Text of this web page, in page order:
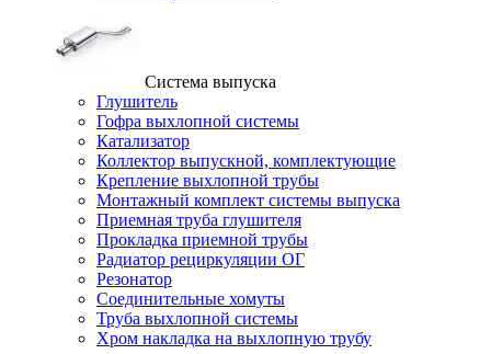
Система выпуска
Глушитель
Гофра выхлопной системы
Катализатор
Коллектор выпускной, комплектующие
Крепление выхлопной трубы
Монтажный комплект системы выпуска
Приемная труба глушителя
Прокладка приемной трубы
Радиатор рециркуляции ОГ
Резонатор
Соединительные хомуты
Труба выхлопной системы
Хром накладка на выхлопную трубу